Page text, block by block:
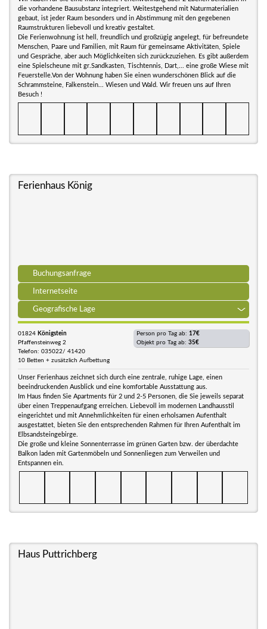
die vorhandene Bausubstanz integriert. Weitestgehend mit Naturmaterialien
gebaut, ist jeder Raum besonders und in Abstimmung mit den gegebenen
Raumstrukturen liebevoll und kreativ gestaltet.
Die Ferienwohnung ist hell, freundlich und großzügig angelegt, für befreundete
Menschen, Paare und Familien, mit Raum für gemeinsame Aktivitäten, Spiele
und Gespräche, aber auch Möglichkeiten sich zurückzuziehen. Es gibt außerdem
eine Spielscheune mit gr.Sandkasten, Tischtennis, Dart,... eine große Wiese mit
Feuerstelle.Von der Wohnung haben Sie einen wunderschönen Blick auf die
Schrammsteine, Falkenstein... Wiesen und Wald. Wir freuen uns auf Ihren
Besuch !
Ferienhaus König
Buchungsanfrage
Internetseite
Geografische Lage
01824 Königstein
Pfaffensteinweg 2
Telefon: 035022/ 41420
10 Betten + zusätzlich Aufbettung
Person pro Tag ab: 17€
Objekt pro Tag ab: 35€
Unser Ferienhaus zeichnet sich durch eine zentrale, ruhige Lage, einen
beeindruckenden Ausblick und eine komfortable Ausstattung aus.
Im Haus finden Sie Apartments für 2 und 2-5 Personen, die Sie jeweils separat
über einen Treppenaufgang erreichen. Liebevoll im modernen Landhausstil
eingerichtet und mit Annehmlichkeiten für einen erholsamen Aufenthalt
ausgestattet, bieten Sie den entsprechenden Rahmen für Ihren Aufenthalt im
Elbsandsteingebirge.
Die große und kleine Sonnenterrasse im grünen Garten bzw. der überdachte
Balkon laden mit Gartenmöbeln und Sonnenliegen zum Verweilen und
Entspannen ein.
Haus Puttrichberg